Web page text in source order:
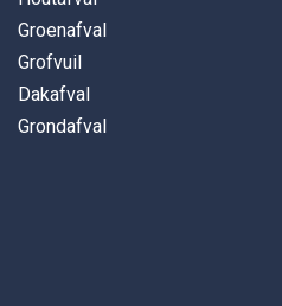
Groenafval
Grofvuil
Dakafval
Grondafval